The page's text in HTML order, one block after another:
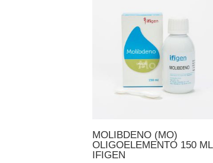
MOLIBDENO (MO)
OLIGOELEMENTO 150 ML
IFIGEN